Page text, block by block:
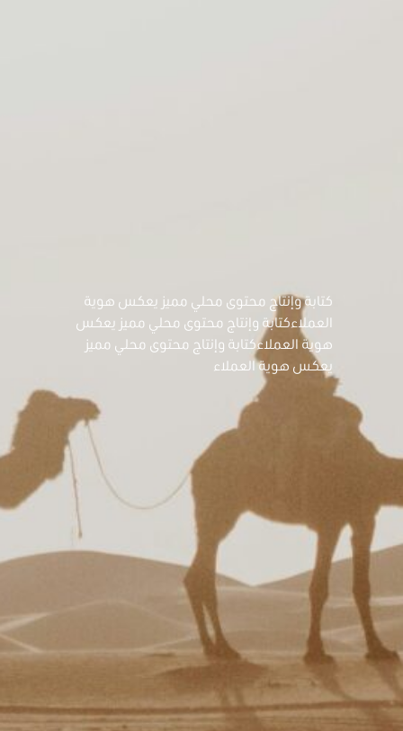
كتابة وإنتاج محتوى محلي مميز يعكس هوية
العملاءكتابة وإنتاج محتوى محلي مميز يعكس
هوية العملاءكتابة وإنتاج محتوى محلي مميز
يعكس هوية العملاء